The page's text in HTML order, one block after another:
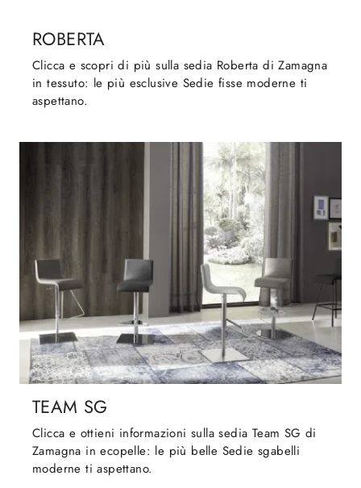
ROBERTA
Clicca e scopri di più sulla sedia Roberta di Zamagna
in tessuto: le più esclusive Sedie fisse moderne ti
aspettano.
TEAM SG
Clicca e ottieni informazioni sulla sedia Team SG di
Zamagna in ecopelle: le più belle Sedie sgabelli
moderne ti aspettano.